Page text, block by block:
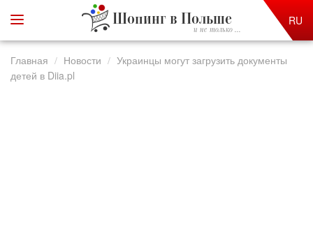
Шопинг в Польше
и не только ...
RU
Главная Новости
Украинцы могут загрузить документы
детей в Diia.pl